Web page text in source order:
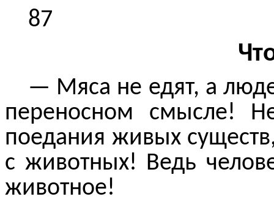
87
— Мяса не едят, а
переносном смысле!
поедания живых
с животных! Ведь
животное!